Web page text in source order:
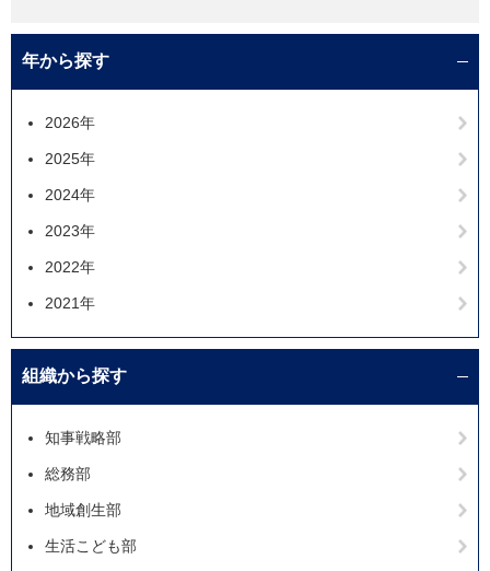
年から探す
2026年
2025年
2024年
2023年
2022年
2021年
組織から探す
知事戦略部
総務部
地域創生部
生活こども部